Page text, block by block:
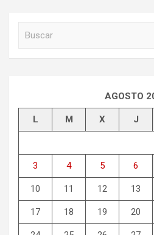
AGOSTO
L M X J
3 4 5 6
10 11 12 13
17 18 19 20